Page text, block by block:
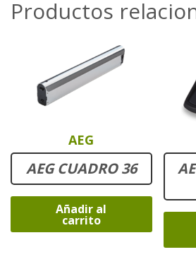
Productos
AEG
AEG CUADRO 36
Añadir al
carrito